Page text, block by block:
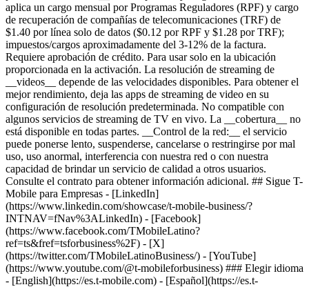
aplica un cargo mensual por Programas Reguladores (RPF) y cargo
de recuperación de compañías de telecomunicaciones (TRF) de
$1.40 por línea solo de datos ($0.12 por RPF y $1.28 por TRF);
impuestos/cargos aproximadamente del 3-12% de la factura.
Requiere aprobación de crédito. Para usar solo en la ubicación
proporcionada en la activación. La resolución de streaming de
__videos__ depende de las velocidades disponibles. Para obtener el
mejor rendimiento, deja las apps de streaming de video en su
configuración de resolución predeterminada. No compatible con
algunos servicios de streaming de TV en vivo. La __cobertura__ no
está disponible en todas partes. __Control de la red:__ el servicio
puede ponerse lento, suspenderse, cancelarse o restringirse por mal
uso, uso anormal, interferencia con nuestra red o con nuestra
capacidad de brindar un servicio de calidad a otros usuarios.
Consulte el contrato para obtener información adicional. ## Sigue T-
Mobile para Empresas - [LinkedIn]
(https://www.linkedin.com/showcase/t-mobile-business/?
INTNAV=fNav%3ALinkedIn) - [Facebook]
(https://www.facebook.com/TMobileLatino?
ref=ts&fref=tsforbusiness%2F) - [X]
(https://twitter.com/TMobileLatinoBusiness/) - [YouTube]
(https://www.youtube.com/@t-mobileforbusiness) ### Elegir idioma
- [English](https://es.t-mobile.com) - [Español](https://es.t-